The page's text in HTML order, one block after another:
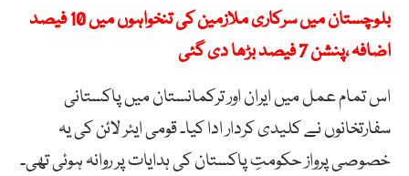
بلوچستان میں سرکاری ملازمین کی تنخواہوں میں 10 فیصد
اضافہ ،پنشن 7 فیصد بڑھا دی گئی
اس تمام عمل میں ایران اور ترکمانستان میں پاکستانی
سفارتخانوں نے کلیدی کردار ادا کیا۔ قومی ایئر لائن کی یہ
خصوصی پرواز حکومتِ پاکستان کی ہدایات پر روانہ ہوئی تھی۔